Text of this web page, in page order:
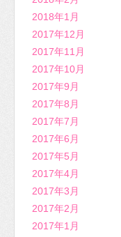
2018年1月
2017年12月
2017年11月
2017年10月
2017年9月
2017年8月
2017年7月
2017年6月
2017年5月
2017年4月
2017年3月
2017年2月
2017年1月